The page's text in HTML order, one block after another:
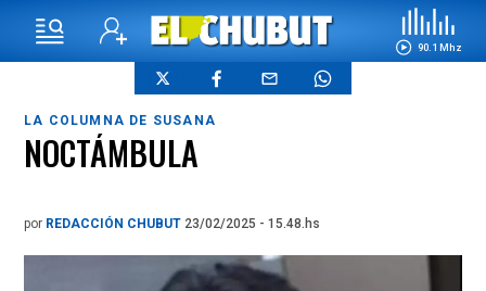
90.1 Mhz
LA COLUMNA DE SUSANA
NOCTÁMBULA
por REDACCIÓN CHUBUT 23/02/2025 - 15.48.hs